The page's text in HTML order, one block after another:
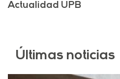
Actualidad UPB
Últimas noticias